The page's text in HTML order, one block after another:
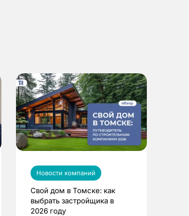
Новости компаний
Свой дом в Томске: как
выбрать застройщика в
2026 году